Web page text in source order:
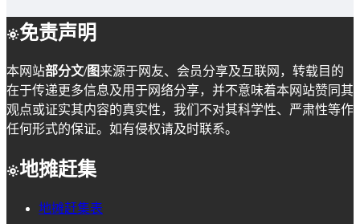
免责声明
本网站部分文/图来源于网友、会员分享及互联网，转载目的
在于传递更多信息及用于网络分享，并不意味着本网站赞同其
观点或证实其内容的真实性，我们不对其科学性、严肃性等作
任何形式的保证。如有侵权请及时联系。
地摊赶集
地摊赶集表